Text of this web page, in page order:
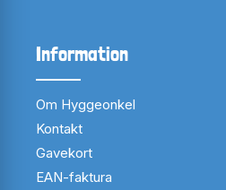
Information
Om Hyggeonkel
Kontakt
Gavekort
EAN-faktura